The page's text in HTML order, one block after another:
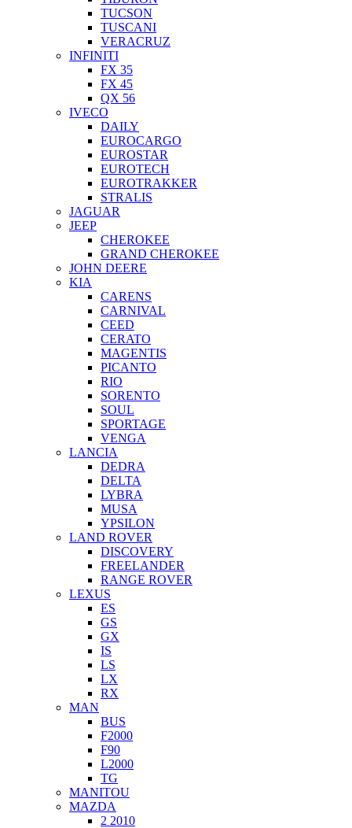
TUCSON
TUSCANI
VERACRUZ
INFINITI
FX 35
FX 45
QX 56
IVECO
DAILY
EUROCARGO
EUROSTAR
EUROTECH
EUROTRAKKER
STRALIS
JAGUAR
JEEP
CHEROKEE
GRAND CHEROKEE
JOHN DEERE
KIA
CARENS
CARNIVAL
CEED
CERATO
MAGENTIS
PICANTO
RIO
SORENTO
SOUL
SPORTAGE
VENGA
LANCIA
DEDRA
DELTA
LYBRA
MUSA
YPSILON
LAND ROVER
DISCOVERY
FREELANDER
RANGE ROVER
LEXUS
ES
GS
GX
IS
LS
LX
RX
MAN
BUS
F2000
F90
L2000
TG
MANITOU
MAZDA
2 2010